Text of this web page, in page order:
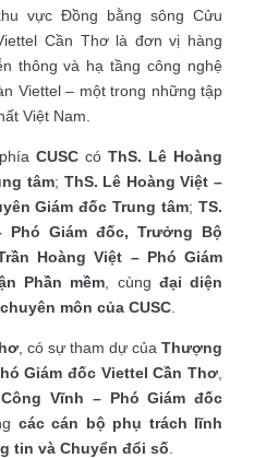
vực Đồng bằng sông Cửu
Cần Thơ là đơn vị hàng
thông và hạ tầng công nghệ
Viettel – một trong những tập
Việt Nam.
CUSC có ThS. Lê Hoàng
tâm; ThS. Lê Hoàng Việt –
Giám đốc Trung tâm;TS.
Phó Giám đốc, Trưởng Bộ
Hoàng Việt – Phó Giám
Phần mềm , cùng đại diện
môn của CUSC
, có sự tham dự của Thượng
Giám đốc Viettel Cần Thơ
Vĩnh – Phó Giám đốc
các cán bộ phụ trách lĩnh
tin và Chuyển đổi số